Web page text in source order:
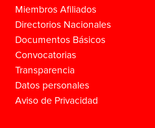
Miembros Afiliados
Directorios Nacionales
Documentos Básicos
Convocatorias
Transparencia
Datos personales
Aviso de Privacidad